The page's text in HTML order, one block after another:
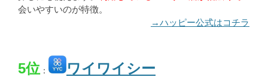
会いやすいのが特徴。
→ハッピー公式はコチラ
5位 ： ワイワイシー